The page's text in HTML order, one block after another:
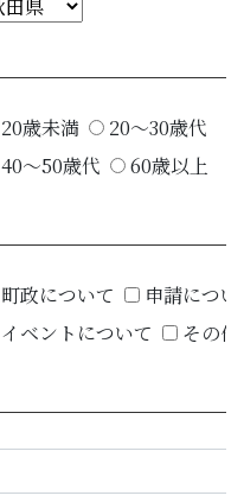
20歳未満
20～30歳代
40～50歳代
60歳以上
町政について
申請につ
イベントについて
その他